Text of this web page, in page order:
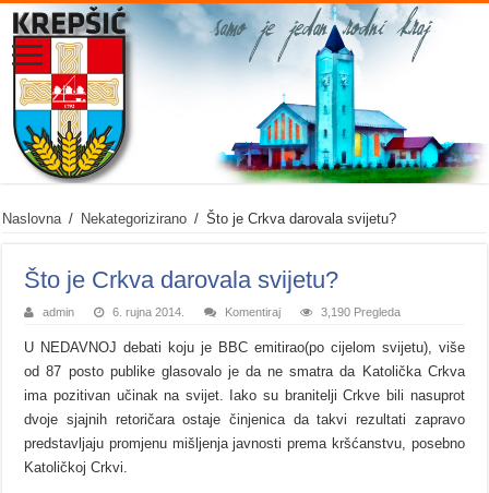
Naslovna / Nekategorizirano / Što je Crkva darovala svijetu?
Što je Crkva darovala svijetu?
admin 6. rujna 2014. Komentiraj 3,190 Pregleda
U NEDAVNOJ debati koju je BBC emitirao(po cijelom svijetu), više
od 87 posto publike glasovalo je da ne smatra da Katolička Crkva
ima pozitivan učinak na svijet. Iako su branitelji Crkve bili nasuprot
dvoje sjajnih retoričara ostaje činjenica da takvi rezultati zapravo
predstavljaju promjenu mišljenja javnosti prema kršćanstvu, posebno
Katoličkoj Crkvi.